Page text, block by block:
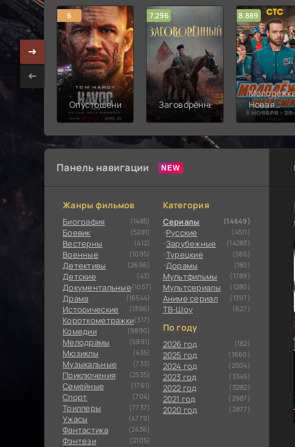
6
Опустошение
7.296
Заговорённый
8.889
Новая
смена
Панель навигации
Жанры фильмов
Биография (1485)
Боевик (5281)
Вестерны (412)
Военные (1095)
Детективы (2696)
Детские (43)
Документальные(1057)
Драма (16544)
Исторические (1396)
Короткометражки(317)
Комедии (9890)
Мелодрамы (5991)
Мюзиклы (435)
Музыкальные (733)
Приключения (2535)
Семейные (1761)
Cпорт (704)
Триллеры (7737)
Ужасы (4779)
Фантастика (2436)
Фэнтези (2105)
Категория
Сериалы (14649)
Русские (4511)
Зарубежные (14283)
Турецкие (565)
Дорамы (180)
Мультфильмы (1789)
Мультсериалы (1280)
Аниме сериал (1397)
ТВ-Шоу (627)
По году
2026 год (182)
2025 год (1660)
2024 год (2504)
2023 год (3345)
2022 год (3282)
2021 год (2987)
2020 год (2877)